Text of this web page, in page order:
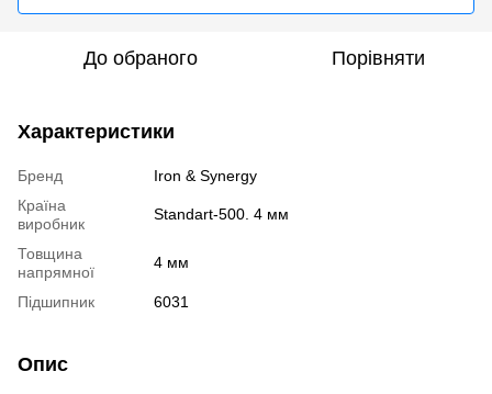
До обраного Порівняти
Характеристики
Бренд
Iron & Synergy
Країна
виробник
Standart-500. 4 мм
Товщина
напрямної
4 мм
Підшипник 6031
Опис